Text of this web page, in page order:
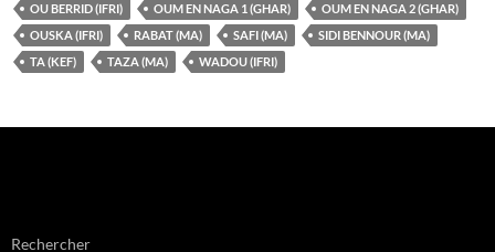
OU BERRID (IFRI)
OUM EN NAGA 1 (GHAR)
OUM EN NAGA 2 (GHAR)
OUSKA (IFRI)
RABAT (MA) SAFI (MA)
SIDI BENNOUR (MA)
TA (KEF)
TAZA (MA) WADOU (IFRI)
Rechercher